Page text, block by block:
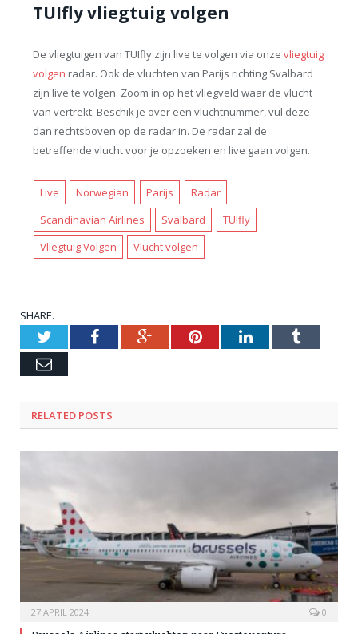
TUIfly vliegtuig volgen
De vliegtuigen van TUIfly zijn live te volgen via onze vliegtuig
volgen radar. Ook de vluchten van Parijs richting Svalbard
zijn live te volgen. Zoom in op het vliegveld waar de vlucht
van vertrekt. Beschik je over een vluchtnummer, vul deze
dan rechtsboven op de radar in. De radar zal de
betreffende vlucht voor je opzoeken en live gaan volgen.
Live Norwegian Parijs
Radar
Scandinavian Airlines
Svalbard
TUIfly
Vliegtuig Volgen
Vlucht volgen
SHARE.
TwitterFacebookGoogle+PinterestLinkedInTumblr
Email
RELATED POSTS
27 APRIL 2024 0